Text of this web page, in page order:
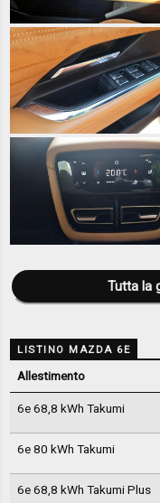
LISTINO MAZDA 6E
Allestimento
6e 68,8 kWh Takumi
6e 80 kWh Takumi
6e 68,8 kWh Takumi Plus